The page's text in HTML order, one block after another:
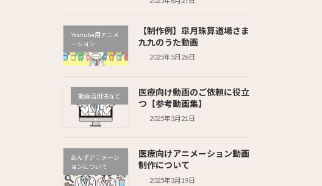
Youtube用アニメ
ーション
【制作例】皐月珠算道場さま
九九のうた動画
2025年5月26日
動画活用法など
医療向け動画のご依頼に役立
つ【参考動画集】
2025年3月21日
あんずアニメーシ
ョンについて
医療向けアニメーション動画
制作について
2025年3月19日